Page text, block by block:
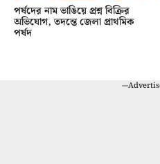
পর্ষদের নাম ভাঙিয়ে প্রশ্ন বিক্রির
অভিযোগ, তদন্তে জেলা প্রাথমিক
পর্ষদ
---